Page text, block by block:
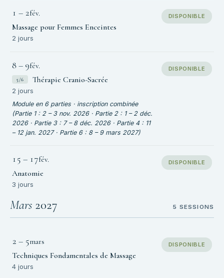
1 – 2fév.
Massage pour Femmes Enceintes
2 jours
DISPONIBLE
8– 9fév.
5/6 Thérapie Cranio-Sacrée
2 jours
Module en 6 parties · inscription combinée
(Partie 1 : 2 – 3 nov. 2026 · Partie 2 : 1 – 2 déc.
2026 · Partie 3 : 7 – 8 déc. 2026 · Partie 4 : 11
– 12 jan. 2027 · Partie 6 : 8 – 9 mars 2027)
DISPONIBLE
15 – 17fév.
Anatomie
3 jours
DISPONIBLE
Mars 2027 5 SESSIONS
2 – 5mars
Techniques Fondamentales de Massage
4 jours
DISPONIBLE